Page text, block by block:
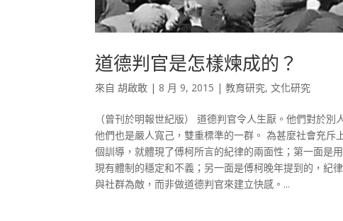
道德判官是怎樣煉成的？
來自胡啟敢 | 8 月 9, 2015 |教育研究,文化研究
（曾刊於明報世紀版） 道德判官令人生厭。他們對於
他們也是嚴人寬己，雙重標準的一群。 為甚麼社會充
個訓導，就體現了傅柯所言的紀律的兩面性；第一面是
現有體制的穩定和不義；另一面是傅柯晚年提到的，紀
與社群為敵，而非做道德判官來建立快感。...